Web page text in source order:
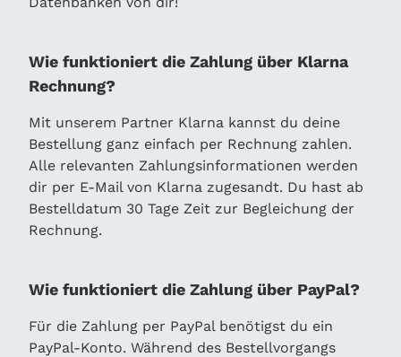
Wie funktioniert die Zahlung über Klarna
Rechnung?
Mit unserem Partner Klarna kannst du deine
Bestellung ganz einfach per Rechnung zahlen.
Alle relevanten Zahlungsinformationen werden
dir per E-Mail von Klarna zugesandt. Du hast ab
Bestelldatum 30 Tage Zeit zur Begleichung der
Rechnung.
Wie funktioniert die Zahlung über PayPal?
Für die Zahlung per PayPal benötigst du ein
PayPal-Konto. Während des Bestellvorgangs